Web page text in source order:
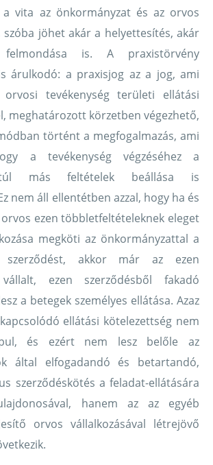
a vita az önkormányzat és az orvos
szóba jöhet akár a helyettesítés, akár
is. A praxistörvény
árulkodó: a praxisjog az a jog, ami
tevékenység területi ellátási
meghatározott körzetben végezhető,
történt a megfogalmazás, ami
a tevékenység végzéséhez a
más feltételek beállása is
nem áll ellentétben azzal, hogy ha és
ezen többletfeltételeknek eleget
megköti az önkormányzattal a
szerződést, akkor már az ezen
vállalt, ezen szerződésből fakadó
a betegek személyes ellátása. Azaz
ellátási kötelezettség nem
és ezért nem lesz belőle az
által elfogadandó és betartandó,
szerződéskötés a feladat-ellátására
hanem az az egyéb
orvos vállalkozásával létrejövő